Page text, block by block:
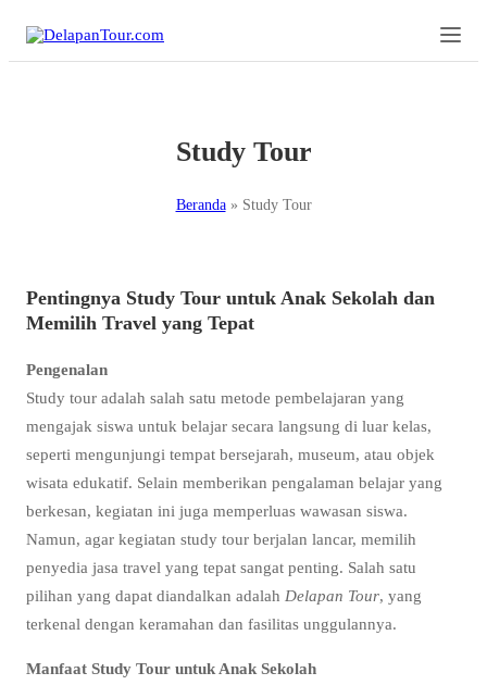
Study Tour
Beranda» Study Tour
Pentingnya Study Tour untuk Anak Sekolah dan
Memilih Travel yang Tepat
Pengenalan
Study tour adalah salah satu metode pembelajaran yang
mengajak siswa untuk belajar secara langsung di luar kelas,
seperti mengunjungi tempat bersejarah, museum, atau objek
wisata edukatif. Selain memberikan pengalaman belajar yang
berkesan, kegiatan ini juga memperluas wawasan siswa.
Namun, agar kegiatan study tour berjalan lancar, memilih
penyedia jasa travel yang tepat sangat penting. Salah satu
pilihan yang dapat diandalkan adalah Delapan Tour, yang
terkenal dengan keramahan dan fasilitas unggulannya.
Manfaat Study Tour untuk Anak Sekolah